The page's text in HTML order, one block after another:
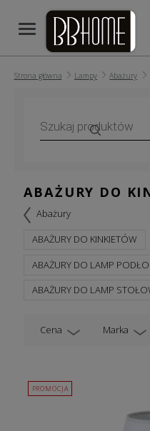
Strona główna Lampy Abażury
produktów
ABAŻURY DO
Abażury
ABAŻURY DO KINKIETÓW
ABAŻURY DO LAMP
ABAŻURY DO LAMP
Cena Marka
PROMOCJA